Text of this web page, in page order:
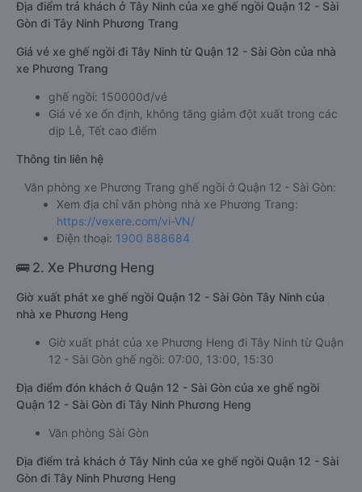
Địa điểm trả khách ở Tây Ninh của xe ghế ngồi Quận 12 - Sài
Gòn đi Tây Ninh Phương Trang
Giá vé xe ghế ngồi đi Tây Ninh từ Quận 12 - Sài Gòn của nhà
xe Phương Trang
ghế ngồi: 150000đ/vé
Giá vé xe ổn định, không tăng giảm đột xuất trong các
dịp Lễ, Tết cao điểm
Thông tin liên hệ
Văn phòng xe Phương Trang ghế ngồi ở Quận 12 - Sài Gòn:
Xem địa chỉ văn phòng nhà xe Phương Trang:
https://vexere.com/vi-VN/
Điện thoại: 1900 888684
🚌 2. Xe Phương Heng
Giờ xuất phát xe ghế ngồi Quận 12 - Sài Gòn Tây Ninh của
nhà xe Phương Heng
Giờ xuất phát của xe Phương Heng đi Tây Ninh từ Quận
12 - Sài Gòn ghế ngồi: 07:00, 13:00, 15:30
Địa điểm đón khách ở Quận 12 - Sài Gòn của xe ghế ngồi
Quận 12 - Sài Gòn đi Tây Ninh Phương Heng
Văn phòng Sài Gòn
Địa điểm trả khách ở Tây Ninh của xe ghế ngồi Quận 12 - Sài
Gòn đi Tây Ninh Phương Heng